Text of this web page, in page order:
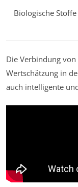
Biologische Stoffe
Die Verbindung
Wertschätzung in
auch intelligente